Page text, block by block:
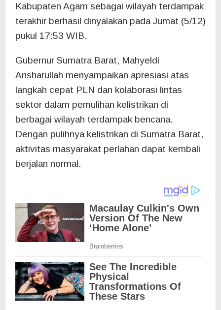
Kabupaten Agam sebagai wilayah terdampak
terakhir berhasil dinyalakan pada Jumat (5/12)
pukul 17:53 WIB.
Gubernur Sumatra Barat, Mahyeldi
Ansharullah menyampaikan apresiasi atas
langkah cepat PLN dan kolaborasi lintas
sektor dalam pemulihan kelistrikan di
berbagai wilayah terdampak bencana.
Dengan pulihnya kelistrikan di Sumatra Barat,
aktivitas masyarakat perlahan dapat kembali
berjalan normal.